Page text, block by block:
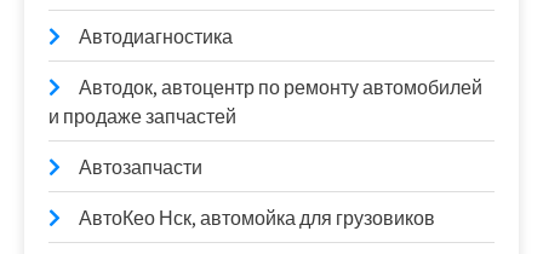
Автодиагностика
Автодок, автоцентр по ремонту автомобилей
и продаже запчастей
Автозапчасти
АвтоКео Нск, автомойка для грузовиков